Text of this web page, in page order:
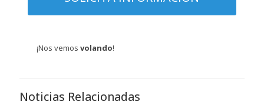
¡Nos vemos volando!
Noticias Relacionadas